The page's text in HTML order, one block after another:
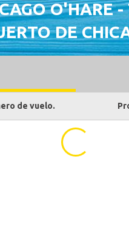
O'HARE
DE
de vuelo.
...